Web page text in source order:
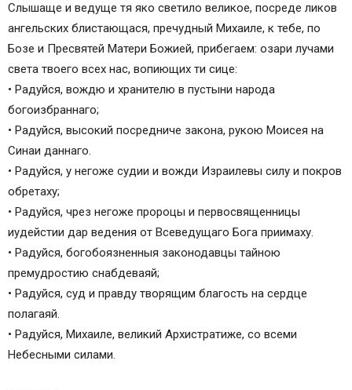
Слышаще и ведуще тя яко светило великое, посреде ликов
ангельских блистающася, пречудный Михаиле, к тебе, по
Бозе и Пресвятей Матери Божией, прибегаем: озари лучами
света твоего всех нас, вопиющих ти сице:
• Радуйся, вождю и хранителю в пустыни народа
богоизбраннаго;
• Радуйся, высокий посредниче закона, рукою Моисея на
Синаи даннаго.
• Радуйся, у негоже судии и вожди Израилевы силу и покров
обретаху;
• Радуйся, чрез негоже пророцы и первосвященницы
иудейстии дар ведения от Всеведущаго Бога приимаху.
• Радуйся, богобоязненныя законодавцы тайною
премудростию снабдеваяй;
• Радуйся, суд и правду творящим благость на сердце
полагаяй.
• Радуйся, Михаиле, великий Архистратиже, со всеми
Небесными силами.